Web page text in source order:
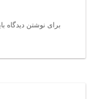
برای نوشتن دیدگاه